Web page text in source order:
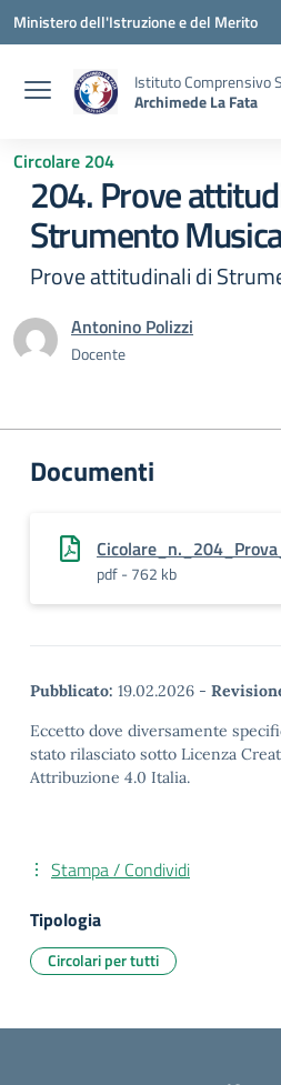
Vai ai contenuti
Vai al menu di navigazione
Vai al footer
Ministero dell'Istruzione e del Merito
Istituto Comprensivo
Archimede La Fata
Circolare 204
204. Prove
Strumento
Prove attitudinali di
Antonino Polizzi
Docente
Documenti
pdf - 762 kb
Pubblicato: 19.02.2026 -
Eccetto dove diversamente
stato rilasciato sotto Licenza
Attribuzione 4.0 Italia.
Stampa / Condividi
Tipologia
Circolari per tutti